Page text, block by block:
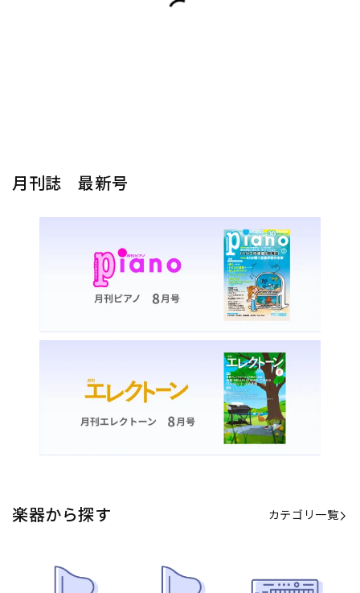
月刊誌 最新号
楽器から探す カテゴリ一覧